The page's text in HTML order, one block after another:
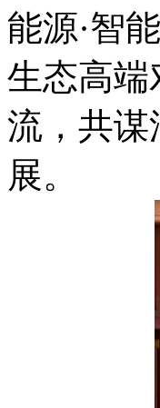
能源·智
生态高端
流，共谋
展。